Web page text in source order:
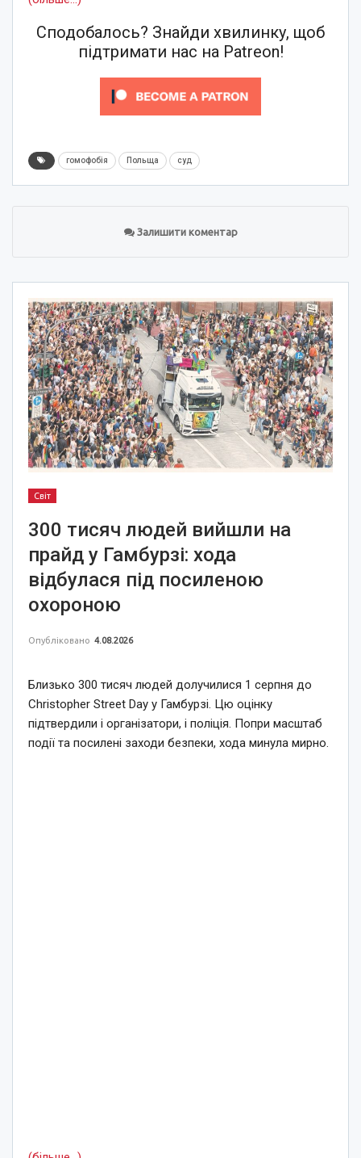
Сподобалось? Знайди хвилинку, щоб
підтримати нас на Patreon!
гомофобія Польща суд
Залишити коментар
Світ
300 тисяч людей вийшли на
прайд у Гамбурзі: хода
відбулася під посиленою
охороною
Опубліковано 4.08.2026
Близько 300 тисяч людей долучилися 1 серпня до
Christopher Street Day у Гамбурзі. Цю оцінку
підтвердили і організатори, і поліція. Попри масштаб
події та посилені заходи безпеки, хода минула мирно.